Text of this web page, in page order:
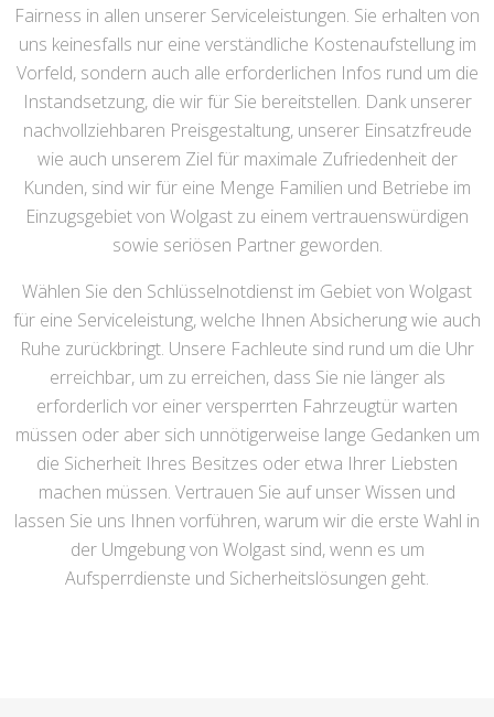
Fairness in allen unserer Serviceleistungen. Sie erhalten von
uns keinesfalls nur eine verständliche Kostenaufstellung im
Vorfeld, sondern auch alle erforderlichen Infos rund um die
Instandsetzung, die wir für Sie bereitstellen. Dank unserer
nachvollziehbaren Preisgestaltung, unserer Einsatzfreude
wie auch unserem Ziel für maximale Zufriedenheit der
Kunden, sind wir für eine Menge Familien und Betriebe im
Einzugsgebiet von Wolgast zu einem vertrauenswürdigen
sowie seriösen Partner geworden.
Wählen Sie den Schlüsselnotdienst im Gebiet von Wolgast
für eine Serviceleistung, welche Ihnen Absicherung wie auch
Ruhe zurückbringt. Unsere Fachleute sind rund um die Uhr
erreichbar, um zu erreichen, dass Sie nie länger als
erforderlich vor einer versperrten Fahrzeugtür warten
müssen oder aber sich unnötigerweise lange Gedanken um
die Sicherheit Ihres Besitzes oder etwa Ihrer Liebsten
machen müssen. Vertrauen Sie auf unser Wissen und
lassen Sie uns Ihnen vorführen, warum wir die erste Wahl in
der Umgebung von Wolgast sind, wenn es um
Aufsperrdienste und Sicherheitslösungen geht.